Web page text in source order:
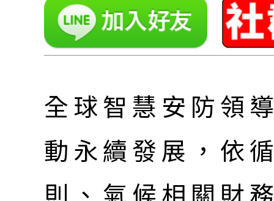
全球智慧安防領
動永續發展，依